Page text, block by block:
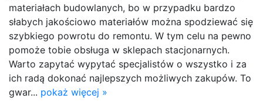
materiałach budowlanych, bo w przypadku bardzo
słabych jakościowo materiałów można spodziewać się
szybkiego powrotu do remontu. W tym celu na pewno
pomoże tobie obsługa w sklepach stacjonarnych.
Warto zapytać wypytać specjalistów o wszystko i za
ich radą dokonać najlepszych możliwych zakupów. To
gwar... pokaż więcej »